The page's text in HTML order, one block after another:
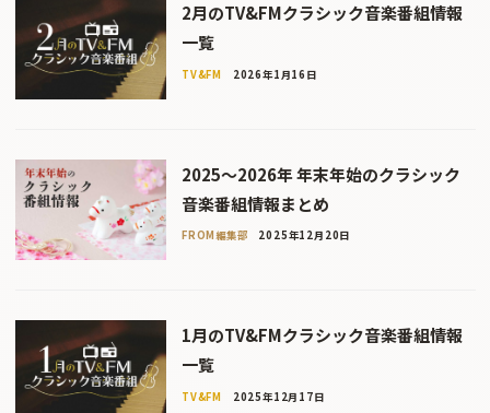
2月のTV&FMクラシック音楽番組情報
一覧
TV&FM 2026年1月16日
2025〜2026年 年末年始のクラシック
音楽番組情報まとめ
FROM編集部 2025年12月20日
1月のTV&FMクラシック音楽番組情報
一覧
TV&FM 2025年12月17日